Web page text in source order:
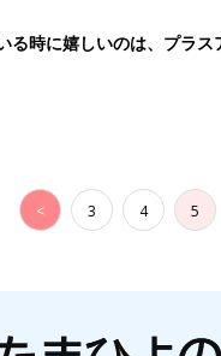
る時に嬉しいのは、プラ
育て ＃90』
< 3 4 5